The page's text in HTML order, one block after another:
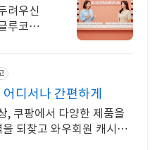
려우신
루코섬
디서나 간편하게
, 쿠팡에서 다양한 제품을
되찾고 와우회원 캐시적